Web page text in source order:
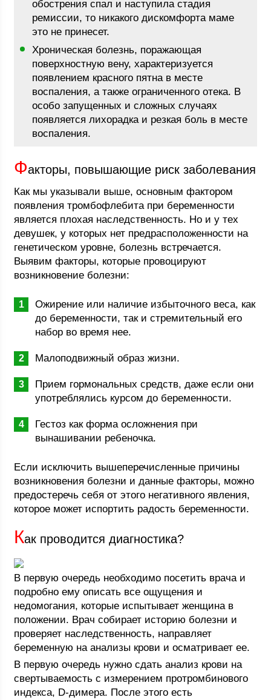
обострения спал и наступила стадия
ремиссии, то никакого дискомфорта маме
это не принесет.
Хроническая болезнь, поражающая
поверхностную вену, характеризуется
появлением красного пятна в месте
воспаления, а также ограниченного отека. В
особо запущенных и сложных случаях
появляется лихорадка и резкая боль в месте
воспаления.
Факторы, повышающие риск заболевания
Как мы указывали выше, основным фактором
появления тромбофлебита при беременности
является плохая наследственность. Но и у тех
девушек, у которых нет предрасположенности на
генетическом уровне, болезнь встречается.
Выявим факторы, которые провоцируют
возникновение болезни:
Ожирение или наличие избыточного веса, как
до беременности, так и стремительный его
набор во время нее.
Малоподвижный образ жизни.
Прием гормональных средств, даже если они
употреблялись курсом до беременности.
Гестоз как форма осложнения при
вынашивании ребеночка.
Если исключить вышеперечисленные причины
возникновения болезни и данные факторы, можно
предостеречь себя от этого негативного явления,
которое может испортить радость беременности.
Как проводится диагностика?
В первую очередь необходимо посетить врача и
подробно ему описать все ощущения и
недомогания, которые испытывает женщина в
положении. Врач собирает историю болезни и
проверяет наследственность, направляет
беременную на анализы крови и осматривает ее.
В первую очередь нужно сдать анализ крови на
свертываемость с измерением протромбинового
индекса, D-димера. После этого есть